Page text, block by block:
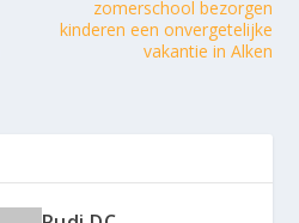
zomerschool bezorgen
kinderen een onvergetelijke
vakantie in Alken